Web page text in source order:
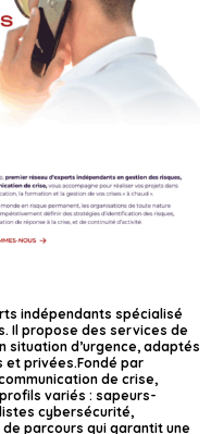
indépendants spécialisé
Il propose des services de
situation d’urgence, adaptés
et privées.Fondé par
de crise,
variés : sapeurs-
cybersécurité,
parcours qui garantit une